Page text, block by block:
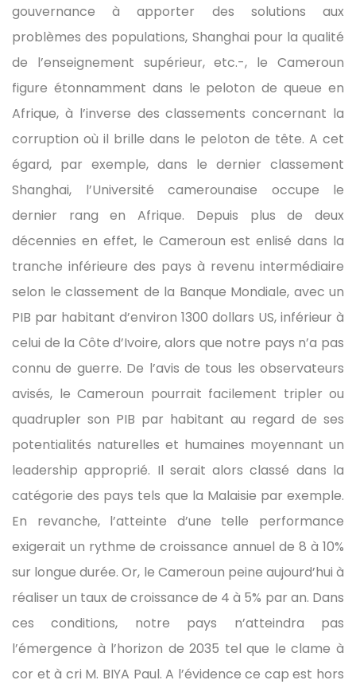
gouvernance à apporter des solutions aux
problèmes des populations, Shanghai pour la qualité
de l’enseignement supérieur, etc.-, le Cameroun
figure étonnamment dans le peloton de queue en
Afrique, à l’inverse des classements concernant la
corruption où il brille dans le peloton de tête. A cet
égard, par exemple, dans le dernier classement
Shanghai, l’Université camerounaise occupe le
dernier rang en Afrique. Depuis plus de deux
décennies en effet, le Cameroun est enlisé dans la
tranche inférieure des pays à revenu intermédiaire
selon le classement de la Banque Mondiale, avec un
PIB par habitant d’environ 1300 dollars US, inférieur à
celui de la Côte d’Ivoire, alors que notre pays n’a pas
connu de guerre. De l’avis de tous les observateurs
avisés, le Cameroun pourrait facilement tripler ou
quadrupler son PIB par habitant au regard de ses
potentialités naturelles et humaines moyennant un
leadership approprié. Il serait alors classé dans la
catégorie des pays tels que la Malaisie par exemple.
En revanche, l’atteinte d’une telle performance
exigerait un rythme de croissance annuel de 8 à 10%
sur longue durée. Or, le Cameroun peine aujourd’hui à
réaliser un taux de croissance de 4 à 5% par an. Dans
ces conditions, notre pays n’atteindra pas
l’émergence à l’horizon de 2035 tel que le clame à
cor et à cri M. BIYA Paul. A l’évidence ce cap est hors